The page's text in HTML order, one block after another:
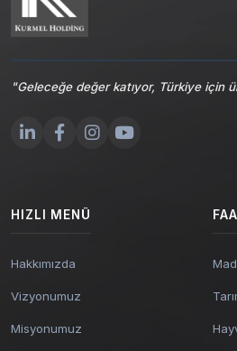
"Geleceğe değer katıyor, Türkiye için
HIZLI MENÜ
Hakkımızda
Vizyonumuz
Misyonumuz